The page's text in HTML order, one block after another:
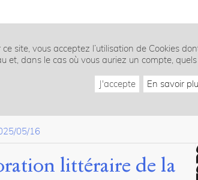
site, vous acceptez l’utilisation de Cookies
et, dans le cas où vous auriez un compte,
J'accepte En savoir
05/16
littéraire de la